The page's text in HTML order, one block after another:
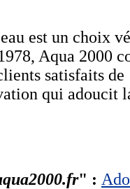
est un choix
Aqua 2000
satisfaits
qui adoucit
" :